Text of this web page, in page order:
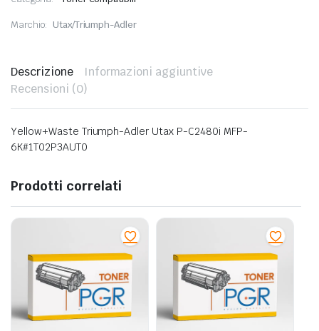
Marchio: Utax/Triumph-Adler
Descrizione
Informazioni aggiuntive
Recensioni (0)
Yellow+Waste Triumph-Adler Utax P-C2480i MFP-
6K#1T02P3AUT0
Prodotti correlati